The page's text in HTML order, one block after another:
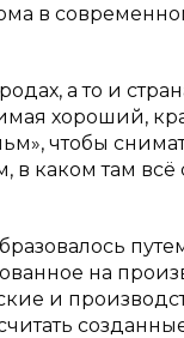
в
а то и
хороший,
чтобы
в каком там
на
и